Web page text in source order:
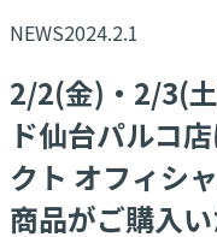
NEWS2024.2.1
2/2(金)・2/3(
ド仙台パルコ
クト オフィシ
商品がご購入